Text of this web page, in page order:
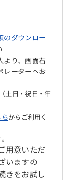
のダウンロー
り、画面右
レーターへお
土日・祝日・年
らからご利用く
用意いただ
いますの
きをお試し